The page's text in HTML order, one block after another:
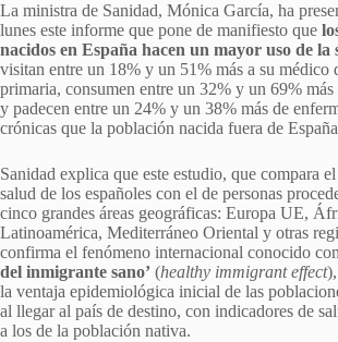
La ministra de Sanidad, Mónica García, ha
lunes este informe que pone de manifiesto que
nacidos en España hacen un mayor uso de la
visitan entre un 18% y un 51% más a su médico
primaria, consumen entre un 32% y un 69% más
y padecen entre un 24% y un 38% más de
crónicas que la población nacida fuera de
Sanidad explica que este estudio, que compara
salud de los españoles con el de personas
cinco grandes áreas geográficas: Europa UE,
Latinoamérica, Mediterráneo Oriental y otras
confirma el fenómeno internacional conocido
del inmigrante sano’ (healthy immigrant effect
la ventaja epidemiológica inicial de las
al llegar al país de destino, con indicadores de
a los de la población nativa.